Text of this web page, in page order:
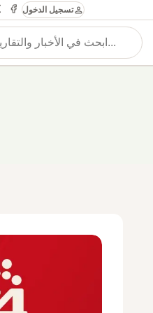
personتسجيل الدخول
بحث